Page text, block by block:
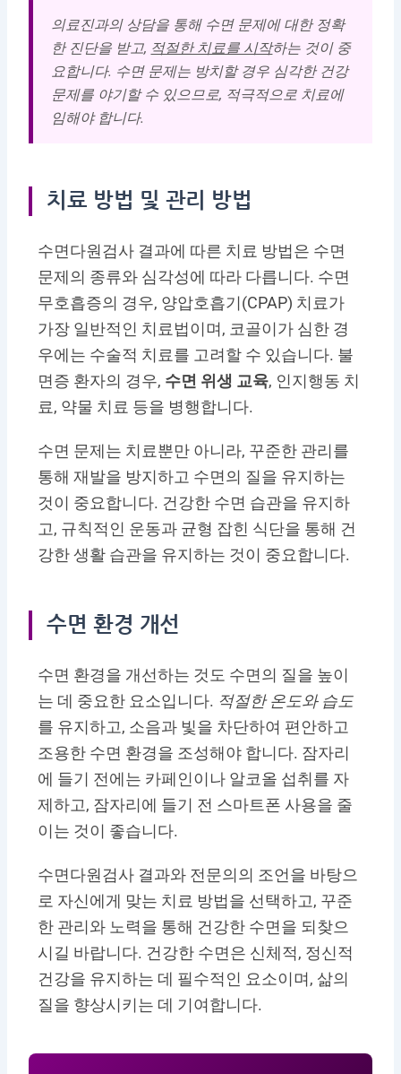
의료진과의 상담을 통해 수면 문제에 대한 정확
한 진단을 받고, 적절한 치료를 시작하는 것이 중
요합니다. 수면 문제는 방치할 경우 심각한 건강
문제를 야기할 수 있으므로, 적극적으로 치료에
임해야 합니다.
치료 방법 및 관리 방법
수면다원검사 결과에 따른 치료 방법은 수면
문제의 종류와 심각성에 따라 다릅니다. 수면
무호흡증의 경우, 양압호흡기(CPAP) 치료가
가장 일반적인 치료법이며, 코골이가 심한 경
우에는 수술적 치료를 고려할 수 있습니다. 불
면증 환자의 경우, 수면 위생 교육, 인지행동 치
료, 약물 치료 등을 병행합니다.
수면 문제는 치료뿐만 아니라, 꾸준한 관리를
통해 재발을 방지하고 수면의 질을 유지하는
것이 중요합니다. 건강한 수면 습관을 유지하
고, 규칙적인 운동과 균형 잡힌 식단을 통해 건
강한 생활 습관을 유지하는 것이 중요합니다.
수면 환경 개선
수면 환경을 개선하는 것도 수면의 질을 높이
는 데 중요한 요소입니다. 적절한 온도와 습도
를 유지하고, 소음과 빛을 차단하여 편안하고
조용한 수면 환경을 조성해야 합니다. 잠자리
에 들기 전에는 카페인이나 알코올 섭취를 자
제하고, 잠자리에 들기 전 스마트폰 사용을 줄
이는 것이 좋습니다.
수면다원검사 결과와 전문의의 조언을 바탕으
로 자신에게 맞는 치료 방법을 선택하고, 꾸준
한 관리와 노력을 통해 건강한 수면을 되찾으
시길 바랍니다. 건강한 수면은 신체적, 정신적
건강을 유지하는 데 필수적인 요소이며, 삶의
질을 향상시키는 데 기여합니다.